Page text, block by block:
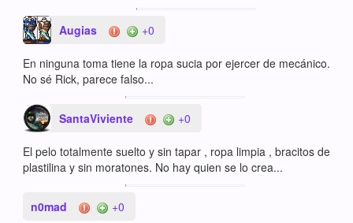
Augias +0
En ninguna toma tiene la ropa sucia por ejercer de mecánico.
No sé Rick, parece falso...
SantaViviente +0
El pelo totalmente suelto y sin tapar , ropa limpia , bracitos de
plastilina y sin moratones. No hay quien se lo crea...
n0mad +0